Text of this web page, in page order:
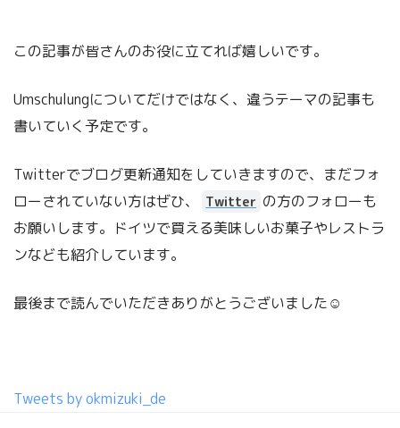
この記事が皆さんのお役に立てれば嬉しいです。
Umschulungについてだけではなく、違うテーマの記事も
書いていく予定です。
Twitterでブログ更新通知をしていきますので、まだフォ
ローされていない方はぜひ、
Twitter の方のフォローも
お願いします。ドイツで買える美味しいお菓子やレストラ
ンなども紹介しています。
最後まで読んでいただきありがとうございました☺
Tweets by okmizuki_de